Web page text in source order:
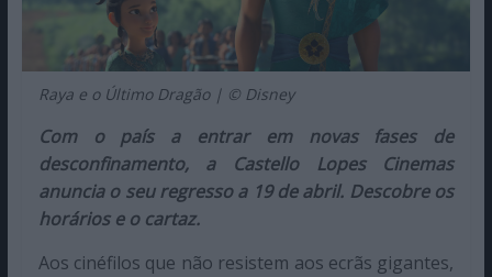
Raya e o Último Dragão | © Disney
Com o país a entrar em novas fases de
desconfinamento, a Castello Lopes Cinemas
anuncia o seu regresso a 19 de abril. Descobre os
horários e o cartaz.
Aos cinéfilos que não resistem aos ecrãs gigantes,